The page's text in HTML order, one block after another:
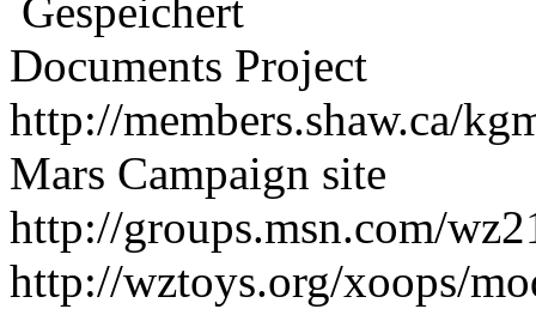
Gespeichert
Documents Project
http://members.shaw.ca/
Mars Campaign site
http://groups.msn.com/
http://wztoys.org/xoops/